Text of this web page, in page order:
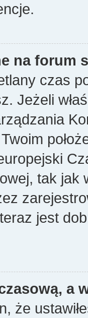
na forum
czas
Jeżeli
tak jak
jest
a
że